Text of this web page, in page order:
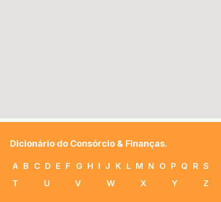
Dicionário do Consórcio & Finanças.
A B C D E F G H I J K L M N O P Q R S
T
U V W X Y Z